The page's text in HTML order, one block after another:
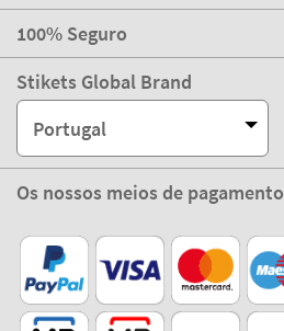
100% Seguro
Stikets Global Brand
Portugal
Os nossos meios de pagamento